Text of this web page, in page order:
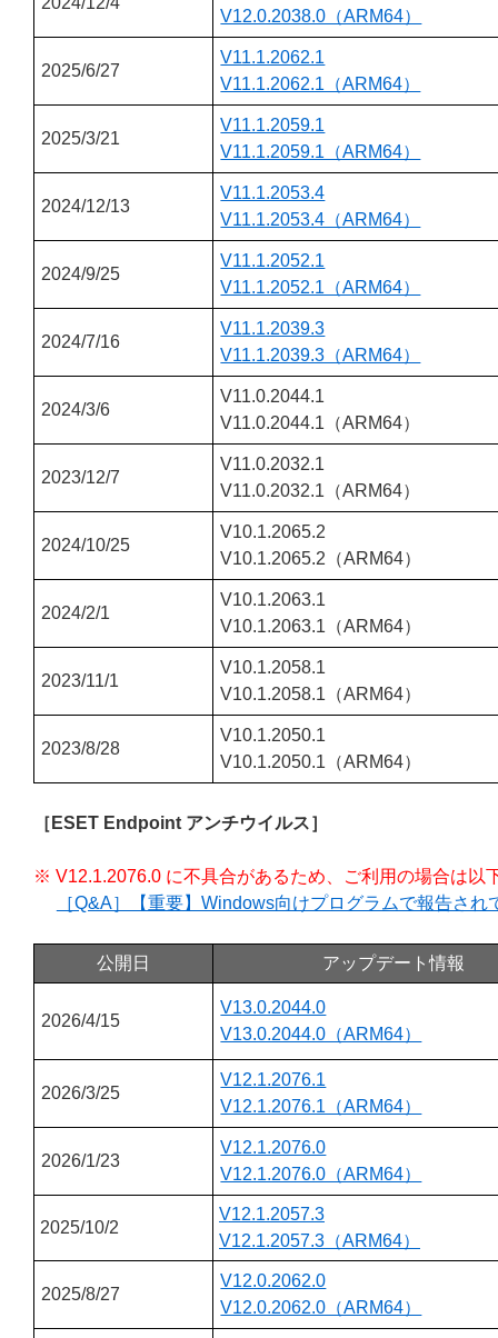
V12.0.2038.0（ARM64）
2025/6/27
V11.1.2062.1
V11.1.2062.1（ARM64）
2025/3/21
V11.1.2059.1
V11.1.2059.1（ARM64）
2024/12/13
V11.1.2053.4
V11.1.2053.4（ARM64）
2024/9/25
V11.1.2052.1
V11.1.2052.1（ARM64）
2024/7/16
V11.1.2039.3
V11.1.2039.3（ARM64）
2024/3/6
V11.0.2044.1
V11.0.2044.1（ARM64）
2023/12/7
V11.0.2032.1
V11.0.2032.1（ARM64）
2024/10/25
V10.1.2065.2
V10.1.2065.2（ARM64）
2024/2/1
V10.1.2063.1
V10.1.2063.1（ARM64）
2023/11/1
V10.1.2058.1
V10.1.2058.1（ARM64）
2023/8/28
V10.1.2050.1
V10.1.2050.1（ARM64）
［ESET Endpoint アンチウイルス］
※ V12.1.2076.0 に不具合があるため、ご利用の場合は以
［Q&A］【重要】Windows向けプログラムで報告さ
公開日 アップデート情報
2026/4/15
V13.0.2044.0
V13.0.2044.0（ARM64）
2026/3/25
V12.1.2076.1
V12.1.2076.1（ARM64）
2026/1/23
V12.1.2076.0
V12.1.2076.0（ARM64）
2025/10/2
V12.1.2057.3
V12.1.2057.3（ARM64）
2025/8/27
V12.0.2062.0
V12.0.2062.0（ARM64）